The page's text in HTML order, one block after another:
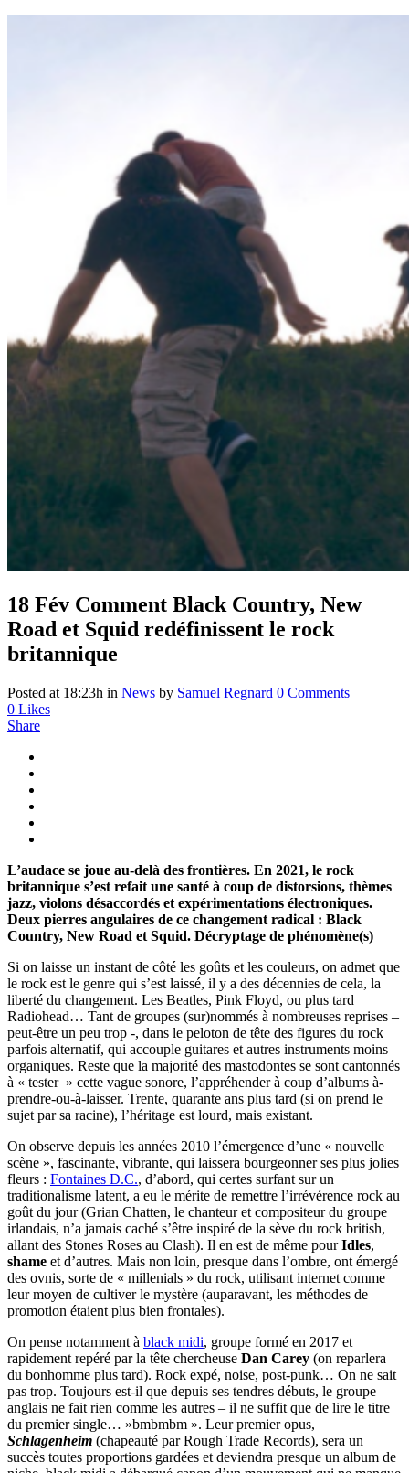
18 Fév Comment Black Country, New
Road et Squid redéfinissent le rock
britannique
Posted at 18:23h in News by Samuel Regnard 0 Comments
0 Likes
Share
L’audace se joue au-delà des frontières. En 2021, le rock
britannique s’est refait une santé à coup de distorsions, thèmes
jazz, violons désaccordés et expérimentations électroniques.
Deux pierres angulaires de ce changement radical : Black
Country, New Road et Squid. Décryptage de phénomène(s)
Si on laisse un instant de côté les goûts et les couleurs, on admet que
le rock est le genre qui s’est laissé, il y a des décennies de cela, la
liberté du changement. Les Beatles, Pink Floyd, ou plus tard
Radiohead… Tant de groupes (sur)nommés à nombreuses reprises –
peut-être un peu trop -, dans le peloton de tête des figures du rock
parfois alternatif, qui accouple guitares et autres instruments moins
organiques. Reste que la majorité des mastodontes se sont cantonnés
à « tester » cette vague sonore, l’appréhender à coup d’albums à-
prendre-ou-à-laisser. Trente, quarante ans plus tard (si on prend le
sujet par sa racine), l’héritage est lourd, mais existant.
On observe depuis les années 2010 l’émergence d’une « nouvelle
scène », fascinante, vibrante, qui laissera bourgeonner ses plus jolies
fleurs : Fontaines D.C., d’abord, qui certes surfant sur un
traditionalisme latent, a eu le mérite de remettre l’irrévérence rock au
goût du jour (Grian Chatten, le chanteur et compositeur du groupe
irlandais, n’a jamais caché s’être inspiré de la sève du rock british,
allant des Stones Roses au Clash). Il en est de même pourIdles,
shame et d’autres. Mais non loin, presque dans l’ombre, ont émergé
des ovnis, sorte de « millenials » du rock, utilisant internet comme
leur moyen de cultiver le mystère (auparavant, les méthodes de
promotion étaient plus bien frontales).
On pense notamment à black midi, groupe formé en 2017 et
rapidement repéré par la tête chercheuse Dan Carey (on reparlera
du bonhomme plus tard). Rock expé, noise, post-punk… On ne sait
pas trop. Toujours est-il que depuis ses tendres débuts, le groupe
anglais ne fait rien comme les autres – il ne suffit que de lire le titre
du premier single… »bmbmbm ». Leur premier opus,
Schlagenheim (chapeauté par Rough Trade Records), sera un
succès toutes proportions gardées et deviendra presque un album de